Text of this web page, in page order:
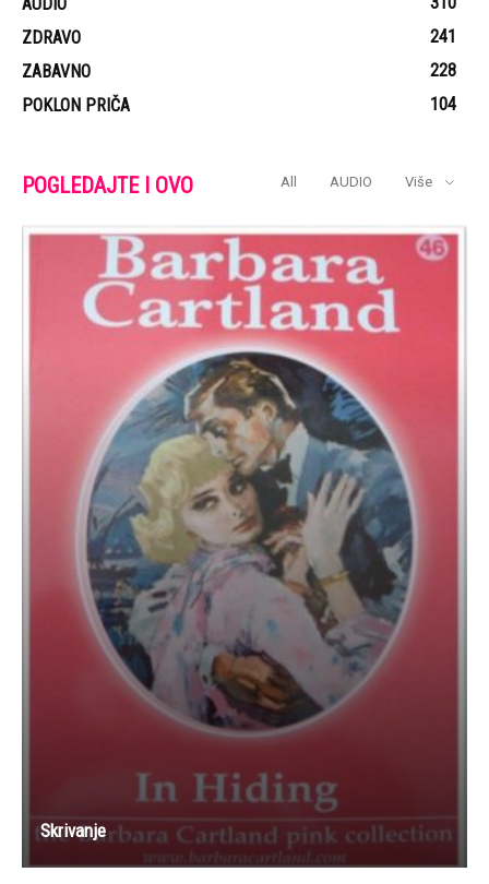
ZDRAVO
241
ZABAVNO
228
POKLON PRIČA
104
POGLEDAJTE I OVO All AUDIO Više
Skrivanje